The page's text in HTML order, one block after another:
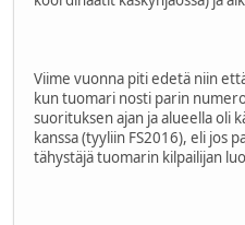
Viime vuonna piti edetä niin
kun tuomari nosti parin
suorituksen ajan ja alueella oli
kanssa (tyyliin FS2016), eli jos
tähystäjä tuomarin kilpailijan